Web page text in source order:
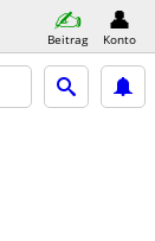
Beitrag Konto